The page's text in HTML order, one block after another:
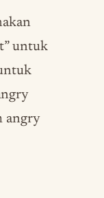
untuk
angry